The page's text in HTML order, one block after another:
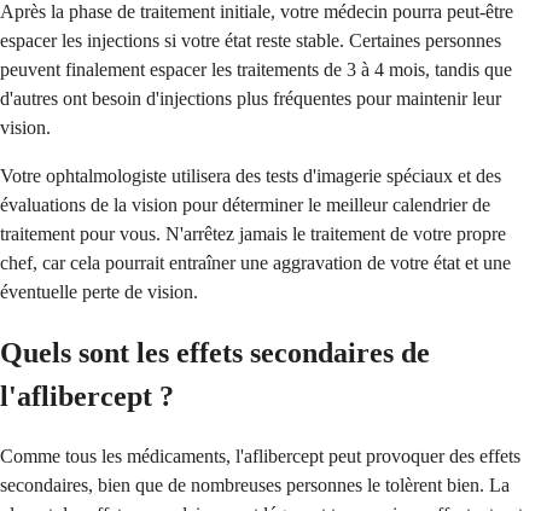
Après la phase de traitement initiale, votre médecin pourra peut-être
espacer les injections si votre état reste stable. Certaines personnes
peuvent finalement espacer les traitements de 3 à 4 mois, tandis que
d'autres ont besoin d'injections plus fréquentes pour maintenir leur
vision.
Votre ophtalmologiste utilisera des tests d'imagerie spéciaux et des
évaluations de la vision pour déterminer le meilleur calendrier de
traitement pour vous. N'arrêtez jamais le traitement de votre propre
chef, car cela pourrait entraîner une aggravation de votre état et une
éventuelle perte de vision.
Quels sont les effets secondaires de
l'aflibercept ?
Comme tous les médicaments, l'aflibercept peut provoquer des effets
secondaires, bien que de nombreuses personnes le tolèrent bien. La